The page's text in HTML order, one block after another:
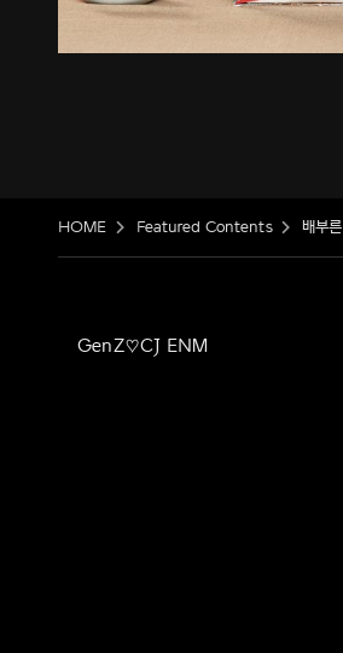
HOME Featured Contents 배부
GenZ♡CJ ENM